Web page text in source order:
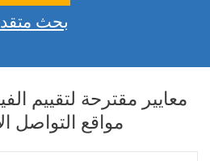
بحث
معايير مقترحة لتقييم
مواقع التواصل